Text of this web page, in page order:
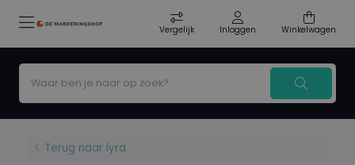
Vergelijk Inloggen Winkelwagen
Terug naar lyra